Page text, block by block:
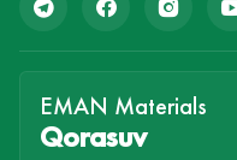
EMAN Materials
Qorasuv